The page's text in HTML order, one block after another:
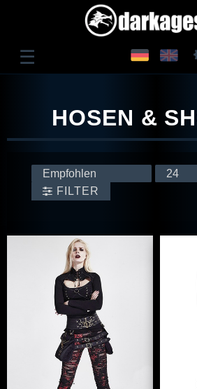
☰
HOSEN &
FILTER